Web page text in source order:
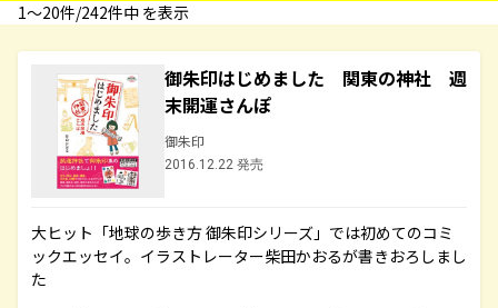
1〜20件/242件中 を表示
御朱印はじめました 関東の神社 週
末開運さんぽ
御朱印
2016.12.22 発売
大ヒット「地球の歩き方 御朱印シリーズ」では初めてのコミ
ックエッセイ。イラストレーター柴田かおるが書きおろしまし
た